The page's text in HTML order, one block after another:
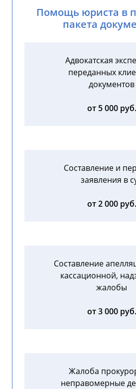
Помощь юриста в
пакета
Адвокатская
переданных
документов
от 5 000 руб.
Составление и
заявления в
от 2 000 руб.
Составление
кассационной,
жалобы
от 3 000 руб.
Жалоба
неправомерные